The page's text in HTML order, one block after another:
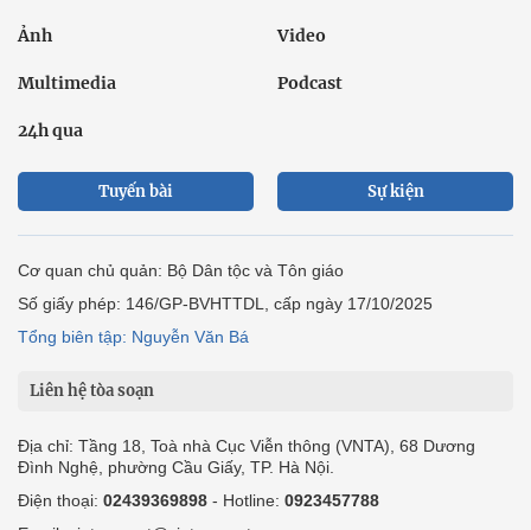
Ảnh Video
Multimedia Podcast
24h qua
Tuyến bài Sự kiện
Cơ quan chủ quản: Bộ Dân tộc và Tôn giáo
Số giấy phép: 146/GP-BVHTTDL, cấp ngày 17/10/2025
Tổng biên tập: Nguyễn Văn Bá
Liên hệ tòa soạn
Địa chỉ: Tầng 18, Toà nhà Cục Viễn thông (VNTA), 68 Dương
Đình Nghệ, phường Cầu Giấy, TP. Hà Nội.
Điện thoại: 02439369898 - Hotline: 0923457788